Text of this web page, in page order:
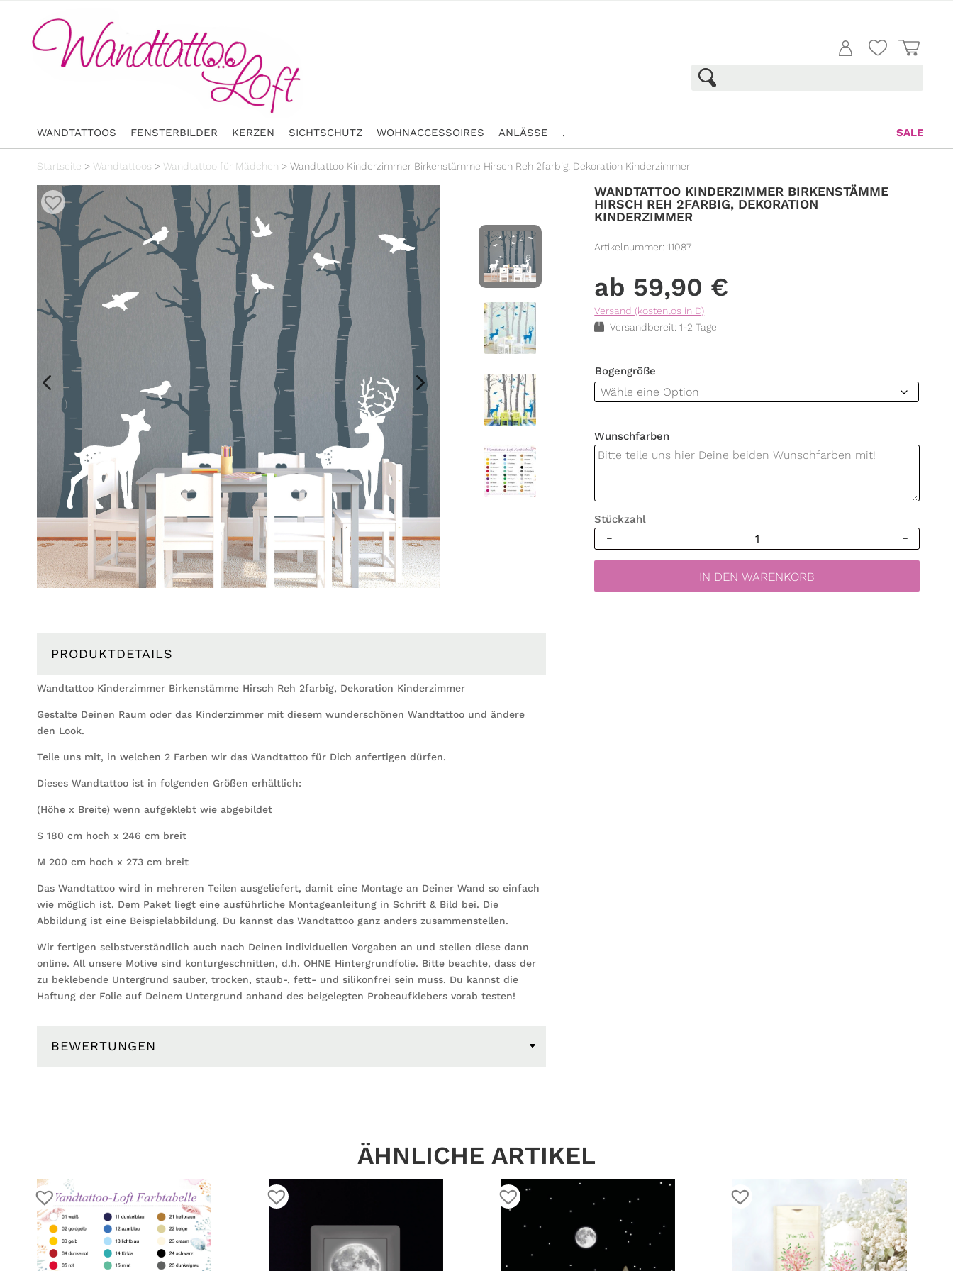
WANDTATTOOS FENSTERBILDER KERZEN SICHTSCHUTZ WOHNACCESSOIRES ANLÄSSE SALE
.
Startseite > Wandtattoos > Wandtattoo für Mädchen > Wandtattoo Kinderzimmer Birkenstämme Hirsch Reh 2farbig, Dekoration Kinderzimmer
WANDTATTOO KINDERZIMMER BIRKENSTÄMME
HIRSCH REH 2FARBIG, DEKORATION
KINDERZIMMER
Artikelnummer: 11087
59,90 €
Versand (kostenlos in D)
Versandbereit: 1-2 Tage
Bogengröße
Wunschfarben
Stückzahl
Wandtattoo
Kinderzimmer
IN DEN WARENKORB
PRODUKTDETAILS
Wandtattoo Kinderzimmer Birkenstämme Hirsch Reh 2farbig, Dekoration Kinderzimmer
Gestalte Deinen Raum oder das Kinderzimmer mit diesem wunderschönen Wandtattoo und ändere
den Look.
Teile uns mit, in welchen 2 Farben wir das Wandtattoo für Dich anfertigen dürfen.
Dieses Wandtattoo ist in folgenden Größen erhältlich:
(Höhe x Breite) wenn aufgeklebt wie abgebildet
S 180 cm hoch x 246 cm breit
M 200 cm hoch x 273 cm breit
Das Wandtattoo wird in mehreren Teilen ausgeliefert, damit eine Montage an Deiner Wand so einfach
wie möglich ist. Dem Paket liegt eine ausführliche Montageanleitung in Schrift & Bild bei. Die
Abbildung ist eine Beispielabbildung. Du kannst das Wandtattoo ganz anders zusammenstellen.
Wir fertigen selbstverständlich auch nach Deinen individuellen Vorgaben an und stellen diese dann
online. All unsere Motive sind konturgeschnitten, d.h. OHNE Hintergrundfolie. Bitte beachte, dass der
zu beklebende Untergrund sauber, trocken, staub-, fett- und silikonfrei sein muss. Du kannst die
Haftung der Folie auf Deinem Untergrund anhand des beigelegten Probeaufklebers vorab testen!
BEWERTUNGEN
ÄHNLICHE ARTIKEL